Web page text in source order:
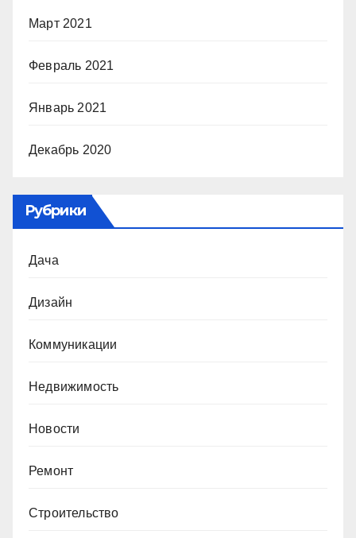
Март 2021
Февраль 2021
Январь 2021
Декабрь 2020
Рубрики
Дача
Дизайн
Коммуникации
Недвижимость
Новости
Ремонт
Строительство